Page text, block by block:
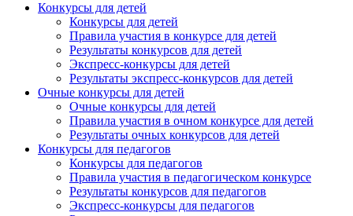
Конкурсы для детей
Конкурсы для детей
Правила участия в конкурсе для детей
Результаты конкурсов для детей
Экспресс-конкурсы для детей
Результаты экспресс-конкурсов для детей
Очные конкурсы для детей
Очные конкурсы для детей
Правила участия в очном конкурсе для детей
Результаты очных конкурсов для детей
Конкурсы для педагогов
Конкурсы для педагогов
Правила участия в педагогическом конкурсе
Результаты конкурсов для педагогов
Экспресс-конкурсы для педагогов